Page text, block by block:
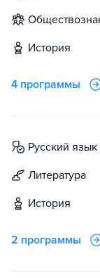
история
4 программы
русский язык
литература
история
2 программы